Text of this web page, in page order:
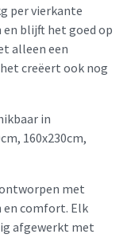
per vierkante
blijft het goed op
alleen een
creëert ook nog
in
160x230cm,
met
en comfort. Elk
afgewerkt met